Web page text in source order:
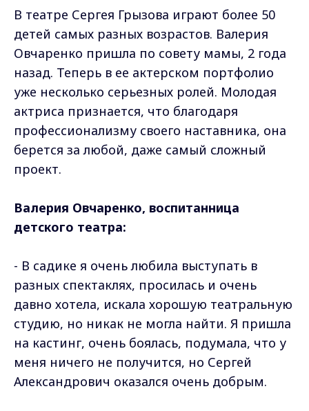
В театре Сергея Грызова играют более 50
детей самых разных возрастов. Валерия
Овчаренко пришла по совету мамы, 2 года
назад. Теперь в ее актерском портфолио
уже несколько серьезных ролей. Молодая
актриса признается, что благодаря
профессионализму своего наставника, она
берется за любой, даже самый сложный
проект.
Валерия Овчаренко, воспитанница
детского театра:
- В садике я очень любила выступать в
разных спектаклях, просилась и очень
давно хотела, искала хорошую театральную
студию, но никак не могла найти. Я пришла
на кастинг, очень боялась, подумала, что у
меня ничего не получится, но Сергей
Александрович оказался очень добрым.